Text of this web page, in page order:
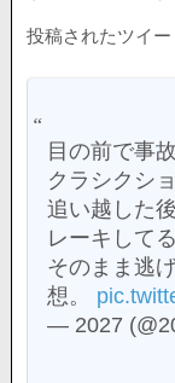
投稿されたツイ
目の前で事
クラシクシ
追い越した
レーキして
そのまま逃
想。
— 2027